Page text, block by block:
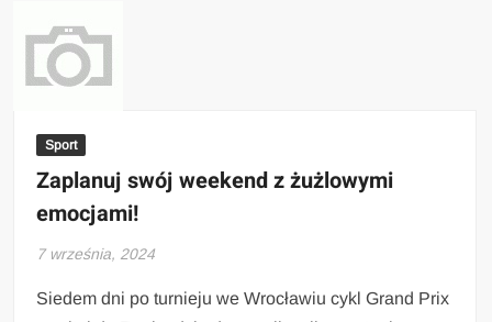
Sport
Zaplanuj swój weekend z żużlowymi
emocjami!
7 września, 2024
Siedem dni po turnieju we Wrocławiu cykl Grand Prix